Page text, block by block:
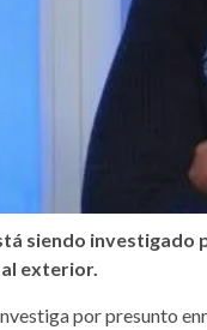
siendo
exterior.
por presunto